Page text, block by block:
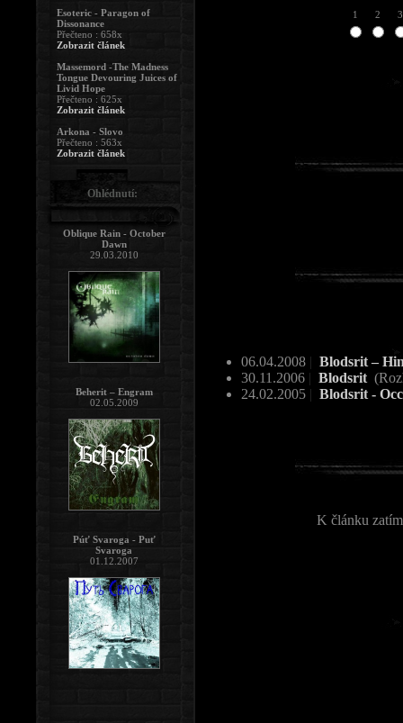
1 2 3
06.04.2008 | Blodsrit –
30.11.2006 | Blodsrit
24.02.2005 | Blodsrit -
K článku
Esoteric - Paragon of
Dissonance
Přečteno : 658x
Zobrazit článek
Massemord -The Madness
Tongue Devouring Juices of
Livid Hope
Přečteno : 625x
Zobrazit článek
Arkona - Slovo
Přečteno : 563x
Zobrazit článek
Ohlédnutí:
Oblique Rain - October
Dawn
29.03.2010
Beherit – Engram
02.05.2009
Púť Svaroga - Puť
Svaroga
01.12.2007